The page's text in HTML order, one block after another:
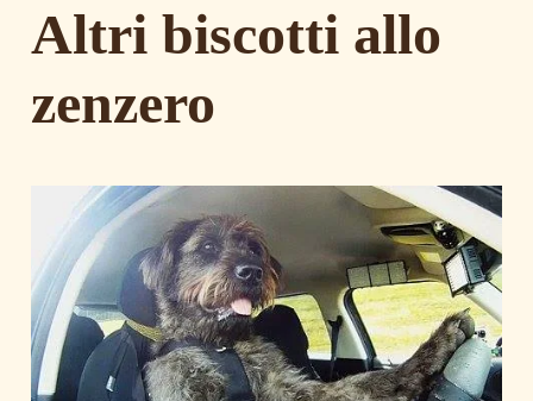
Altri biscotti allo
zenzero